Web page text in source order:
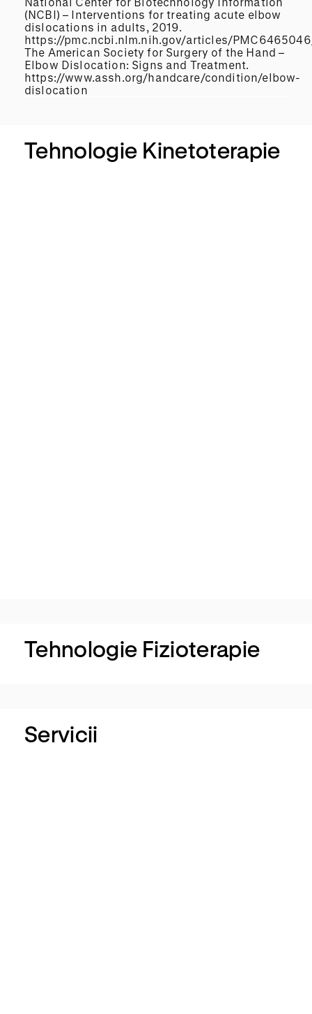
(NCBI) – Interventions for treating acute elbow
dislocations in adults, 2019.
https://pmc.ncbi.nlm.nih.gov/articles/
The American Society for Surgery of the Hand –
Elbow Dislocation: Signs and Treatment.
https://www.assh.org/handcare/condition/elbow-
dislocation
Tehnologie Kinetoterapie
Tehnologie Fizioterapie
Servicii